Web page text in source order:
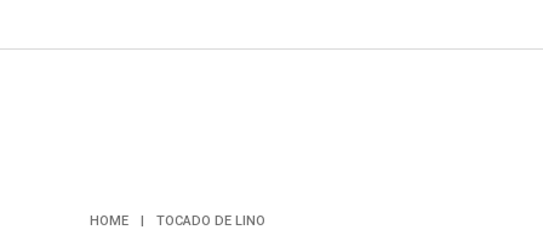
HOME | TOCADO DE LINO